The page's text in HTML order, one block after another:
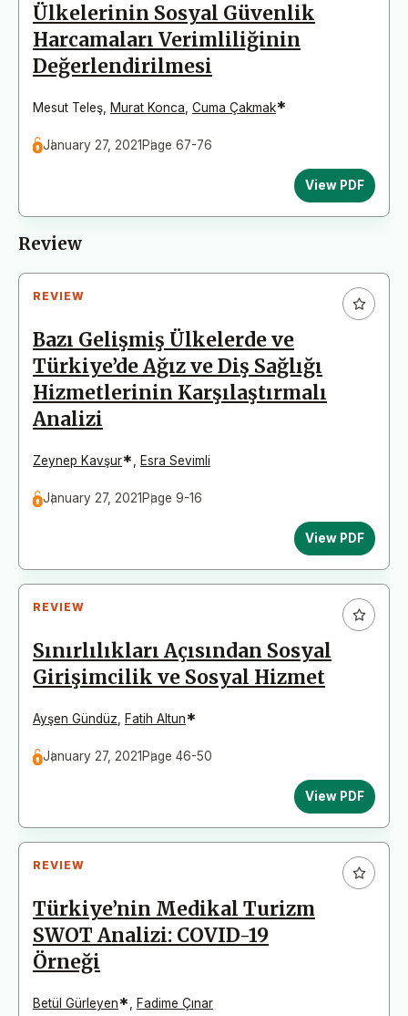
Ülkelerinin Sosyal Güvenlik
Harcamaları Verimliliğinin
Değerlendirilmesi
Mesut Teleş Murat Konca Cuma Çakmak*
January 27, 2021 Page 67-76
View PDF
Review
REVIEW
Bazı Gelişmiş Ülkelerde ve
Türkiye’de Ağız ve Diş Sağlığı
Hizmetlerinin Karşılaştırmalı
Analizi
Zeynep Kavşur* Esra Sevimli
January 27, 2021 Page 9-16
View PDF
REVIEW
Sınırlılıkları Açısından Sosyal
Girişimcilik ve Sosyal Hizmet
Ayşen Gündüz Fatih Altun*
January 27, 2021 Page 46-50
View PDF
REVIEW
Türkiye’nin Medikal Turizm
SWOT Analizi: COVID-19
Örneği
Betül Gürleyen* Fadime Çınar